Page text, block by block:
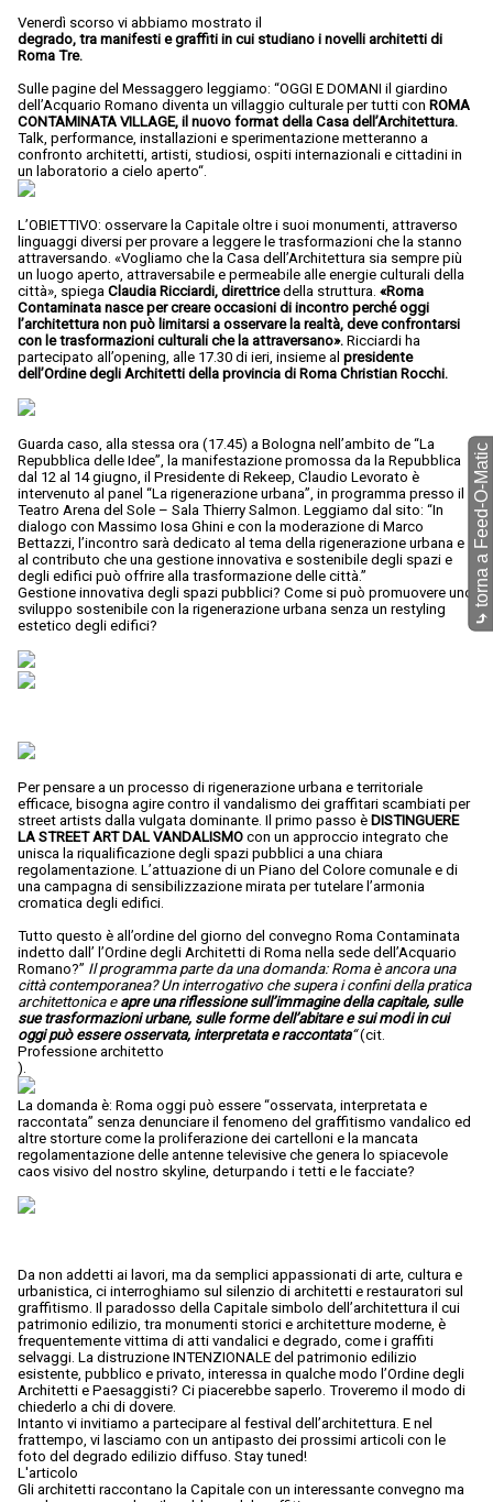
Venerdì scorso vi abbiamo mostrato il
degrado, tra manifesti e graffiti in cui studiano i novelli architetti di
Roma Tre.
Sulle pagine del Messaggero leggiamo: “OGGI E DOMANI il giardino
dell’Acquario Romano diventa un villaggio culturale per tutti con ROMA
CONTAMINATA VILLAGE, il nuovo format della Casa dell’Architettura.
Talk, performance, installazioni e sperimentazione metteranno a
confronto architetti, artisti, studiosi, ospiti internazionali e cittadini in
un laboratorio a cielo aperto“.
L’OBIETTIVO: osservare la Capitale oltre i suoi monumenti, attraverso
linguaggi diversi per provare a leggere le trasformazioni che la stanno
attraversando. «Vogliamo che la Casa dell’Architettura sia sempre più
un luogo aperto, attraversabile e permeabile alle energie culturali della
città», spiega Claudia Ricciardi, direttricedella struttura. «Roma
Contaminata nasce per creare occasioni di incontro perché oggi
l’architettura non può limitarsi a osservare la realtà, deve confrontarsi
con le trasformazioni culturali che la attraversano». Ricciardi ha
partecipato all’opening, alle 17.30 di ieri, insieme al presidente
dell’Ordine degli Architetti della provincia di Roma Christian Rocchi.
Guarda caso, alla stessa ora (17.45) a Bologna nell’ambito de “La
Repubblica delle Idee”, la manifestazione promossa da la Repubblica
dal 12 al 14 giugno, il Presidente di Rekeep, Claudio Levorato è
intervenuto al panel “La rigenerazione urbana”, in programma presso il
Teatro Arena del Sole – Sala Thierry Salmon. Leggiamo dal sito: “In
dialogo con Massimo Iosa Ghini e con la moderazione di Marco
Bettazzi, l’incontro sarà dedicato al tema della rigenerazione urbana e
al contributo che una gestione innovativa e sostenibile degli spazi e
degli edifici può offrire alla trasformazione delle città.”
Gestione innovativa degli spazi pubblici? Come si può promuovere uno
sviluppo sostenibile con la rigenerazione urbana senza un restyling
estetico degli edifici?
Per pensare a un processo di rigenerazione urbana e territoriale
efficace, bisogna agire contro il vandalismo dei graffitari scambiati per
street artists dalla vulgata dominante. Il primo passo è DISTINGUERE
LA STREET ART DAL VANDALISMO con un approccio integrato che
unisca la riqualificazione degli spazi pubblici a una chiara
regolamentazione. L’attuazione di un Piano del Colore comunale e di
una campagna di sensibilizzazione mirata per tutelare l’armonia
cromatica degli edifici.
Tutto questo è all’ordine del giorno del convegno Roma Contaminata
indetto dall’ l’Ordine degli Architetti di Roma nella sede dell’Acquario
Romano?” Il programma parte da una domanda: Roma è ancora una
città contemporanea? Un interrogativo che supera i confini della pratica
architettonica e apre una riflessione sull’immagine della capitale, sulle
sue trasformazioni urbane, sulle forme dell’abitare e sui modi in cui
oggi può essere osservata, interpretata e raccontata“(cit.
Professione architetto
).
La domanda è: Roma oggi può essere “osservata, interpretata e
raccontata” senza denunciare il fenomeno del graffitismo vandalico ed
altre storture come la proliferazione dei cartelloni e la mancata
regolamentazione delle antenne televisive che genera lo spiacevole
caos visivo del nostro skyline, deturpando i tetti e le facciate?
Da non addetti ai lavori, ma da semplici appassionati di arte, cultura e
urbanistica, ci interroghiamo sul silenzio di architetti e restauratori sul
graffitismo. Il paradosso della Capitale simbolo dell’architettura il cui
patrimonio edilizio, tra monumenti storici e architetture moderne, è
frequentemente vittima di atti vandalici e degrado, come i graffiti
selvaggi. La distruzione INTENZIONALE del patrimonio edilizio
esistente, pubblico e privato, interessa in qualche modo l’Ordine degli
Architetti e Paesaggisti? Ci piacerebbe saperlo. Troveremo il modo di
chiederlo a chi di dovere.
Intanto vi invitiamo a partecipare al festival dell’architettura. E nel
frattempo, vi lasciamo con un antipasto dei prossimi articoli con le
foto del degrado edilizio diffuso. Stay tuned!
L'articolo
Gli architetti raccontano la Capitale con un interessante convegno ma
⤷
torna a Feed-O-Matic